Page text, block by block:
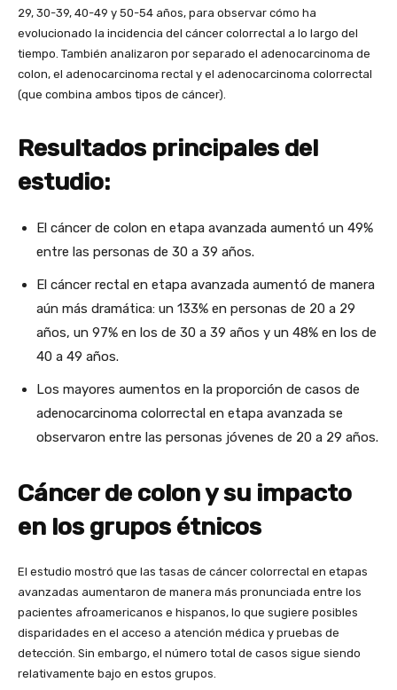
29, 30-39, 40-49 y 50-54 años, para observar cómo ha
evolucionado la incidencia del cáncer colorrectal a lo largo del
tiempo. También analizaron por separado el adenocarcinoma de
colon, el adenocarcinoma rectal y el adenocarcinoma colorrectal
(que combina ambos tipos de cáncer).
Resultados principales del
estudio:
El cáncer de colon en etapa avanzada aumentó un 49%
entre las personas de 30 a 39 años.
El cáncer rectal en etapa avanzada aumentó de manera
aún más dramática: un 133% en personas de 20 a 29
años, un 97% en los de 30 a 39 años y un 48% en los de
40 a 49 años.
Los mayores aumentos en la proporción de casos de
adenocarcinoma colorrectal en etapa avanzada se
observaron entre las personas jóvenes de 20 a 29 años.
Cáncer de colon y su impacto
en los grupos étnicos
El estudio mostró que las tasas de cáncer colorrectal en etapas
avanzadas aumentaron de manera más pronunciada entre los
pacientes afroamericanos e hispanos, lo que sugiere posibles
disparidades en el acceso a atención médica y pruebas de
detección. Sin embargo, el número total de casos sigue siendo
relativamente bajo en estos grupos.